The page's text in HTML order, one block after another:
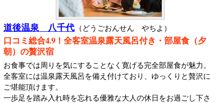
道後温泉 八千代 （どうごおんせん やちよ）
口コミ総合4.9！全客室温泉露天風呂付き・部屋食（夕
朝）の贅沢宿
お食事では周りを気にすることなく寛げる完全部屋食が魅力。
全客室には温泉露天風呂を備え付けており、ゆっくりと贅沢に
ご堪能頂けます。
一歩足を踏み入れ時を忘れる優雅な大人の休日をお過ごし下さ